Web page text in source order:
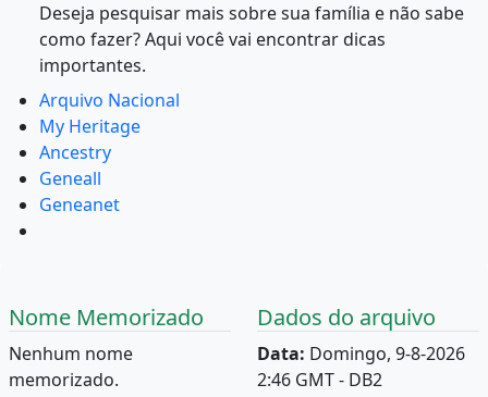
Deseja pesquisar mais sobre sua família e não sabe
como fazer? Aqui você vai encontrar dicas
importantes.
Arquivo Nacional
My Heritage
Ancestry
Geneall
Geneanet
Nome Memorizado
Nenhum nome
memorizado.
Dados do arquivo
Data: Domingo, 9-8-2026
2:46 GMT - DB2